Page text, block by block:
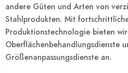
andere Güten und Arten von
Stahlprodukten. Mit
Produktionstechnologie bieten
Oberflächenbehandlungsdienste
Größenanpassungsdienste an.